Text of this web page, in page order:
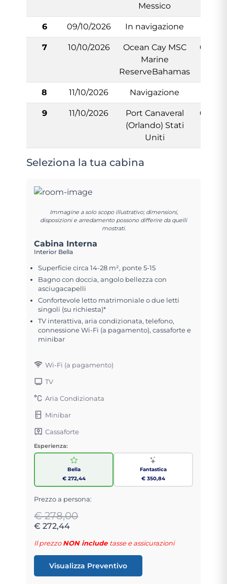
Messico
6 09/10/2026 In navigazione
7 10/10/2026
Ocean Cay MSC
Marine
ReserveBahamas
07:00
8 11/10/2026 Navigazione
9 11/10/2026
Port Canaveral
(Orlando) Stati
Uniti
07:00
Seleziona la tua cabina
Immagine a solo scopo illustrativo; dimensioni,
disposizioni e arredamento possono differire da quelli
mostrati.
Cabina Interna
Interior Bella
Superficie circa 14-28 m², ponte 5-15
Bagno con doccia, angolo bellezza con
asciugacapelli
Confortevole letto matrimoniale o due letti
singoli (su richiesta)*
TV interattiva, aria condizionata, telefono,
connessione Wi-Fi (a pagamento), cassaforte e
minibar
Wi-Fi (a pagamento)
TV
Aria Condizionata
Minibar
Cassaforte
Esperienza:
Bella
€ 272,44
Fantastica
€ 350,84
Prezzo a persona:
€ 278,00
€ 272,44
Il prezzoNON include tasse e assicurazioni
Visualizza Preventivo